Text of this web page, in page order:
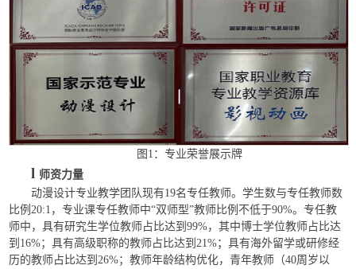
图1：专业荣誉展示牌
l 师资力量
动漫设计专业教学团队现有19名专任教师。学生数与专任教师数
比例20:1，专业课专任教师中“双师型”教师比例不低于90%。专任教
师中，具有研究生学位教师占比达到99%，其中博士学位教师占比达
到16%；具有高级职称的教师占比达到21%；具有海外留学或研修经
历的教师占比达到26%；教师年龄结构优化，青年教师（40周岁以